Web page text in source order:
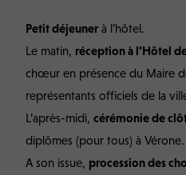
Petit déjeuner à l’hôtel.
Le matin, réception à l’Hôtel
chœur en présence du Maire
représentants officiels de la
L’après-midi,cérémonie de
diplômes (pour tous) à Vérone.
A son issue, procession des